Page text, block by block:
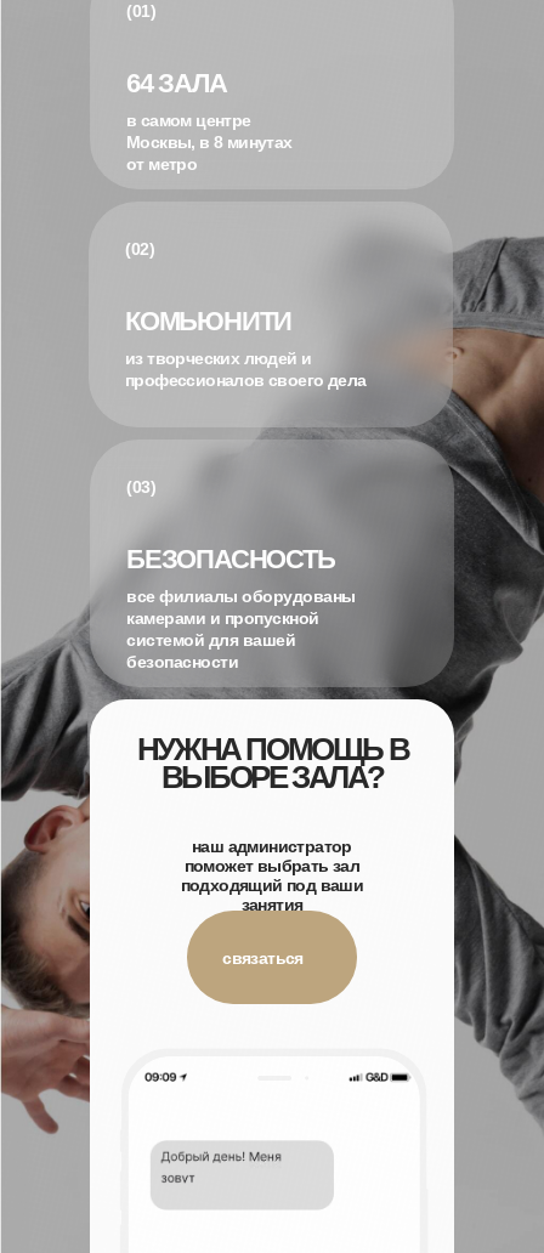
64 ЗАЛА
в самом центре
Москвы, в 8 минутах
от метро
(01)
КОМЬЮНИТИ
из творческих людей и
профессионалов своего дела
(02)
БЕЗОПАСНОСТЬ
все филиалы оборудованы
камерами и пропускной
системой для вашей
безопасности
(03)
связаться
наш администратор
поможет выбрать зал
подходящий под ваши
занятия
НУЖНА ПОМОЩЬ В
ВЫБОРЕ ЗАЛА?